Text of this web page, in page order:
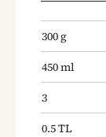
300g
450ml
3
0.5TL